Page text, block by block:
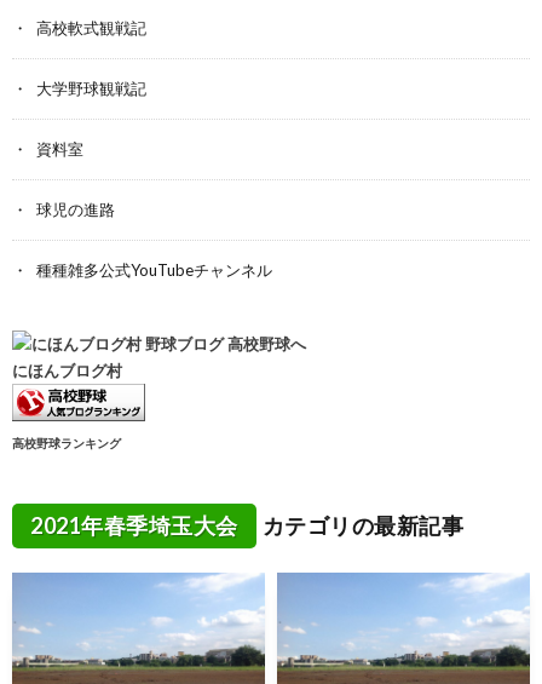
高校軟式観戦記
大学野球観戦記
資料室
球児の進路
種種雑多公式YouTubeチャンネル
にほんブログ村
高校野球ランキング
2021年春季埼玉大会 カテゴリの最新記事